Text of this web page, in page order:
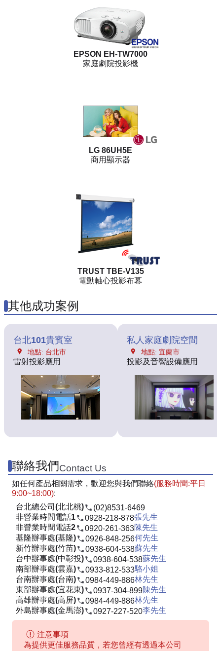
EPSON EH-TW7000
家庭劇院投影機
LG 86UH5E
商用顯示器
TRUST TBE-V135
電動軸心投影布幕
其他成功案例
台北101貴賓室
地點: 台北市
雷射投影應用
私人家庭劇院空間
地點: 宜蘭市
投影及音響設備應用
聯絡我們Contact Us
如任何產品相關需求，歡迎您與我們聯絡(服務時間:平日
9:00~18:00):
台北總公司(北北桃)
(02)8531-6469
非營業時間電話1
0928-218-878張先生
非營業時間電話2
0920-261-363陳先生
基隆辦事處(基隆)
0926-848-256何先生
新竹辦事處(竹苗)
0938-604-538蘇先生
台中辦事處(中彰投)
0938-604-538蘇先生
南部辦事處(雲嘉)
0933-812-533駱小姐
台南辦事處(台南)
0984-449-886林先生
東部辦事處(宜花東)
0937-304-899陳先生
高雄辦事處(高屏)
0984-449-886林先生
外島辦事處(金馬澎)
0927-227-520李先生
注意事項
為提供更佳服務品質，若您曾經有透過本公司